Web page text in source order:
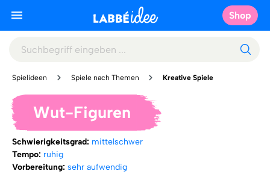
Shop
Spielideen Spiele nach Themen Kreative Spiele
Wut-Figuren
Schwierigkeitsgrad: mittelschwer
Tempo: ruhig
Vorbereitung: sehr aufwendig